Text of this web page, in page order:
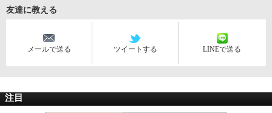
友達に教える
メールで送る ツイートする LINEで送る
注目